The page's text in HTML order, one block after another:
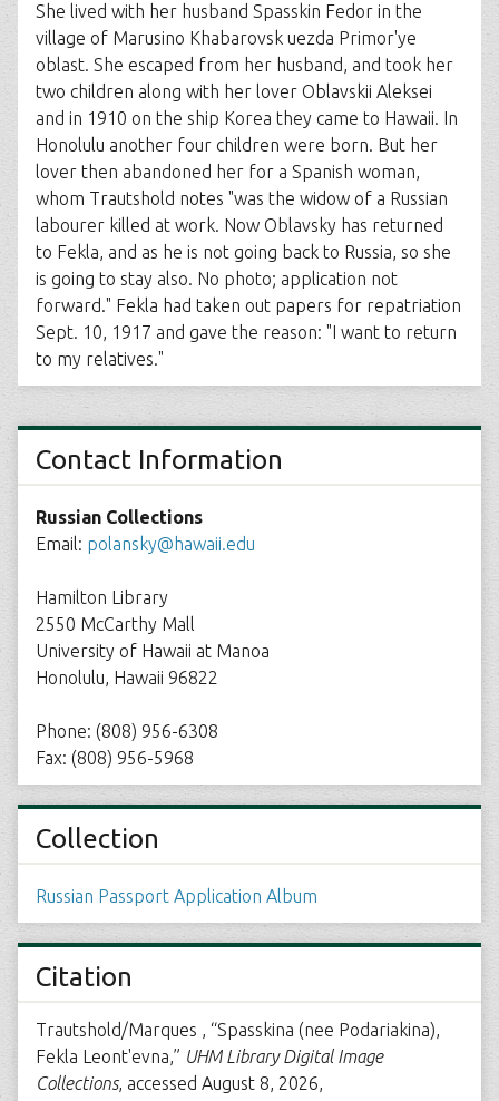
She lived with her husband Spasskin Fedor in the
village of Marusino Khabarovsk uezda Primor'ye
oblast. She escaped from her husband, and took her
two children along with her lover Oblavskii Aleksei
and in 1910 on the ship Korea they came to Hawaii. In
Honolulu another four children were born. But her
lover then abandoned her for a Spanish woman,
whom Trautshold notes "was the widow of a Russian
labourer killed at work. Now Oblavsky has returned
to Fekla, and as he is not going back to Russia, so she
is going to stay also. No photo; application not
forward." Fekla had taken out papers for repatriation
Sept. 10, 1917 and gave the reason: "I want to return
to my relatives."
Contact Information
Russian Collections
Email: polansky@hawaii.edu
Hamilton Library
2550 McCarthy Mall
University of Hawaii at Manoa
Honolulu, Hawaii 96822
Phone: (808) 956-6308
Fax: (808) 956-5968
Collection
Russian Passport Application Album
Citation
Trautshold/Marques , “Spasskina (nee Podariakina),
Fekla Leont'evna,” UHM Library Digital Image
Collections, accessed August 8, 2026,